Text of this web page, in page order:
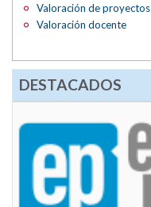
Valoración de proyectos
Valoración docente
DESTACADOS